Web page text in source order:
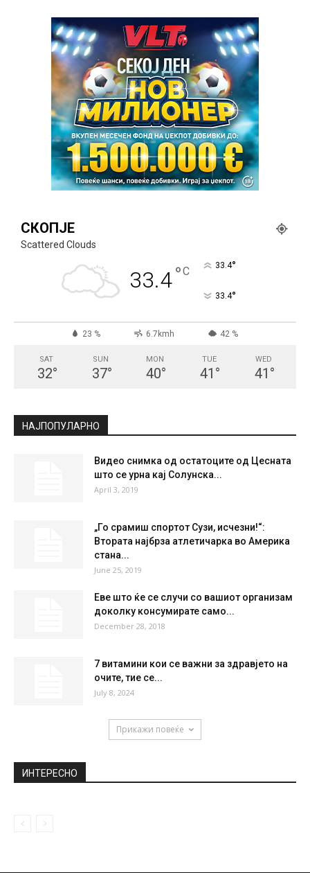
СКОПЈЕ
Scattered Clouds
33.4°C 33.4°
33.4°
23 % 6.7kmh 42 %
SAT
32°
SUN
37°
MON
40°
TUE
41 °
WED
41 °
НАЈПОПУЛАРНО
Видео снимка од остатоците од Цесната
што се урна кај Солунска...
April 3, 2019
„Го срамиш спортот Сузи, исчезни!“:
Втората најбрза атлетичарка во Америка
стана...
June 25, 2019
Еве што ќе се случи со вашиот организам
доколку консумирате само...
December 28, 2018
7 витамини кои се важни за здравјето на
очите, тие се...
July 8, 2024
Прикажи повеќе
ИНТЕРЕСНО